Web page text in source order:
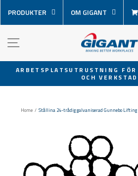
över
innehåll
PRODUKTER OM GIGANT
Pausa
ARBETSPLATSUTRUSTNING
OCH
Home / Stållina 24-trådig galvaniserad Gunnebo Lifting